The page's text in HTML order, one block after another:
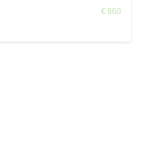
€ 860